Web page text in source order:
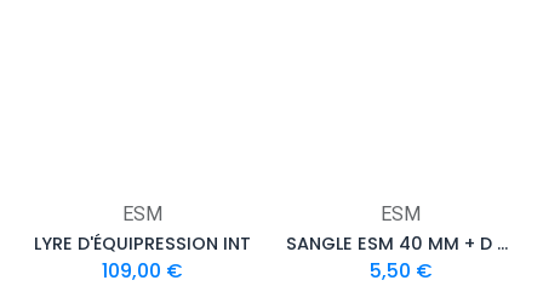
ESM
LYRE D'ÉQUIPRESSION INT
109,00 €
ESM
SANGLE ESM 40 MM + D RING ALU COUDÉ ANODISÉ
5,50 €